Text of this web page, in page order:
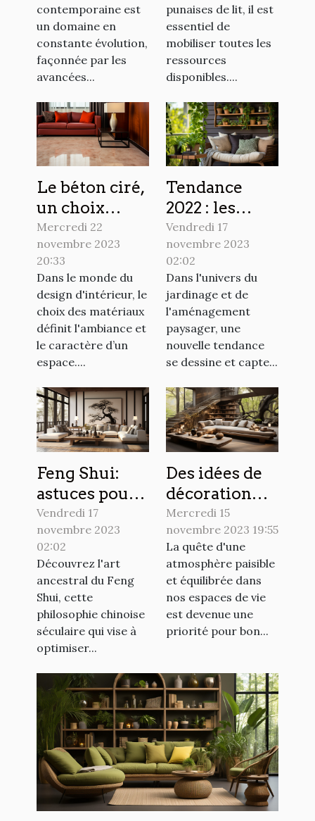
moderne des
maisons
contemporaine est
un domaine en
constante évolution,
façonnée par les
avancées...
punaises de
lit
punaises de lit, il est
essentiel de
mobiliser toutes les
ressources
disponibles....
Le béton ciré,
un choix
audacieux
pour votre
intérieur
Mercredi 22
novembre 2023
20:33
Dans le monde du
design d'intérieur, le
choix des matériaux
définit l'ambiance et
le caractère d’un
espace....
Tendance
2022 : les
plantes
grimpantes
pour
sublimer
votre
extérieur
Vendredi 17
novembre 2023
02:02
Dans l'univers du
jardinage et de
l'aménagement
paysager, une
nouvelle tendance
se dessine et capte...
Feng Shui:
astuces pour
harmoniser
votre
intérieur
Vendredi 17
novembre 2023
02:02
Découvrez l'art
ancestral du Feng
Shui, cette
philosophie chinoise
séculaire qui vise à
optimiser...
Des idées de
décoration
pour un
intérieur zen
Mercredi 15
novembre 2023 19:55
La quête d'une
atmosphère paisible
et équilibrée dans
nos espaces de vie
est devenue une
priorité pour bon...